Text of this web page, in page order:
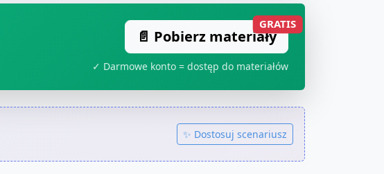
📄 Pobierz materiały
GRATIS
✓ Darmowe konto = dostęp do materiałów
✨ Dostosuj scenariusz